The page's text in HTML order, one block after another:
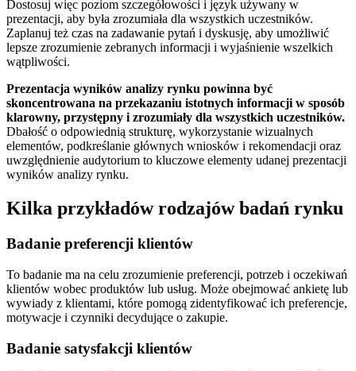
Dostosuj więc poziom szczegółowości i język używany w
prezentacji, aby była zrozumiała dla wszystkich uczestników.
Zaplanuj też czas na zadawanie pytań i dyskusję, aby umożliwić
lepsze zrozumienie zebranych informacji i wyjaśnienie wszelkich
wątpliwości.
Prezentacja wyników analizy rynku powinna być
skoncentrowana na przekazaniu istotnych informacji w sposób
klarowny, przystępny i zrozumiały dla wszystkich uczestników.
Dbałość o odpowiednią strukturę, wykorzystanie wizualnych
elementów, podkreślanie głównych wniosków i rekomendacji oraz
uwzględnienie audytorium to kluczowe elementy udanej prezentacji
wyników analizy rynku.
Kilka przykładów rodzajów badań rynku
Badanie preferencji klientów
To badanie ma na celu zrozumienie preferencji, potrzeb i oczekiwań
klientów wobec produktów lub usług. Może obejmować ankietę lub
wywiady z klientami, które pomogą zidentyfikować ich preferencje,
motywacje i czynniki decydujące o zakupie.
Badanie satysfakcji klientów